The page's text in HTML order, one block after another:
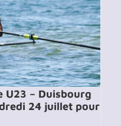
:
Le
bilan
de
la
U23 – Duisbourg
24 juillet pour